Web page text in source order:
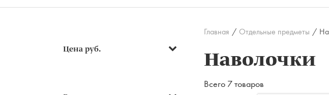
Трусы
Цена руб.
Главная / Отдельные предметы /
Наволочки
Всего 7 товаров